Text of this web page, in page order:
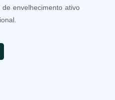
envelhecimento ativo